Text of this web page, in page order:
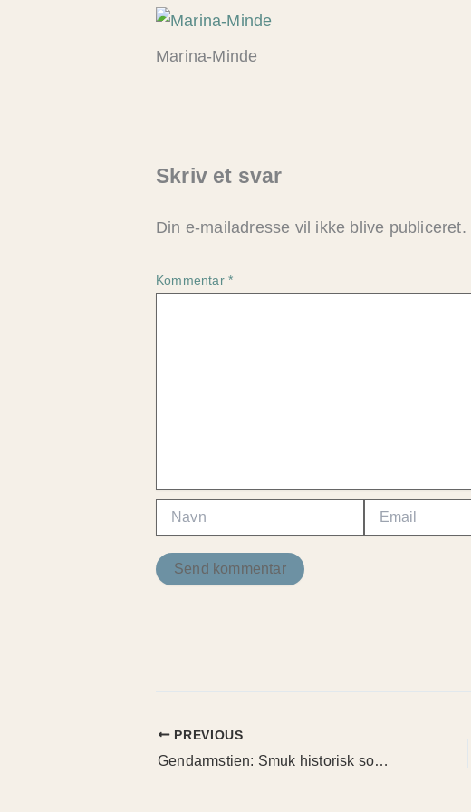
Marina-Minde
Skriv et svar
Din e-mailadresse vil ikke blive publiceret.
Kommentar *
PREVIOUS
Gendarmstien: Smuk historisk solovandring med Tarp, shelter og bål